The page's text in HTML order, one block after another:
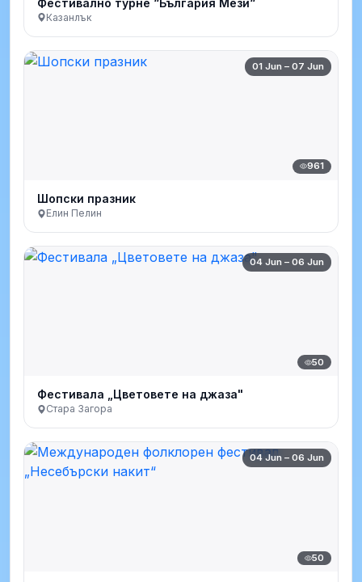
Фестивално турне “България Мези“
Казанлък
01 Jun – 07 Jun
961
Шопски празник
Елин Пелин
04 Jun – 06 Jun
50
Фестивала „Цветовете на джаза"
Стара Загора
04 Jun – 06 Jun
50